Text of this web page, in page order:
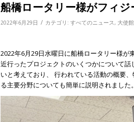
船橋ロータリー様がフィジ
2022年6月29日 / カテゴリ: すべてのニュース, 大使
2022年6月29日水曜日に船橋ロータリー様
近行ったプロジェクトのいくつかについて
いと考えており、 行われている活動の概要
る主要分野についても簡単に説明されました。